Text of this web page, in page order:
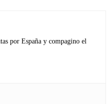
por España y compagino el